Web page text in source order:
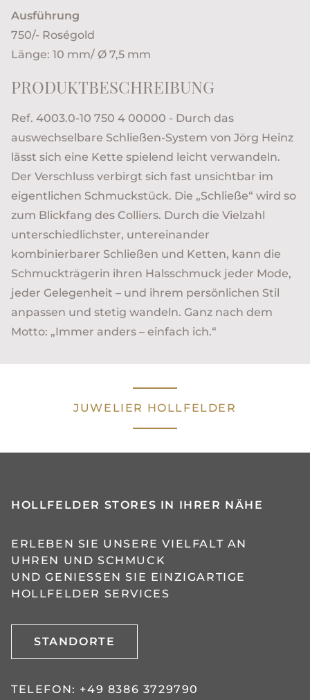
Ausführung
750/- Roségold
Länge: 10 mm/ Ø 7,5 mm
PRODUKTBESCHREIBUNG
Ref. 4003.0-10 750 4 00000 - Durch das
auswechselbare Schließen-System von Jörg Heinz
lässt sich eine Kette spielend leicht verwandeln.
Der Verschluss verbirgt sich fast unsichtbar im
eigentlichen Schmuckstück. Die „Schließe“ wird so
zum Blickfang des Colliers. Durch die Vielzahl
unterschiedlichster, untereinander
kombinierbarer Schließen und Ketten, kann die
Schmuckträgerin ihren Halsschmuck jeder Mode,
jeder Gelegenheit – und ihrem persönlichen Stil
anpassen und stetig wandeln. Ganz nach dem
Motto: „Immer anders – einfach ich.“
JUWELIER HOLLFELDER
HOLLFELDER STORES IN IHRER NÄHE
ERLEBEN SIE UNSERE VIELFALT AN
UHREN UND SCHMUCK
UND GENIESSEN SIE EINZIGARTIGE H
OLLFELDER SERVICES
STANDORTE
TELEFON: +49 8386 3729790